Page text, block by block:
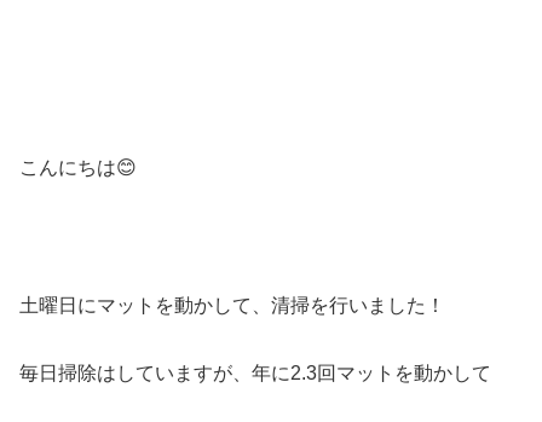
こんにちは😊
土曜日にマットを動かして、清掃を行いました！
毎日掃除はしていますが、年に2.3回マットを動かして